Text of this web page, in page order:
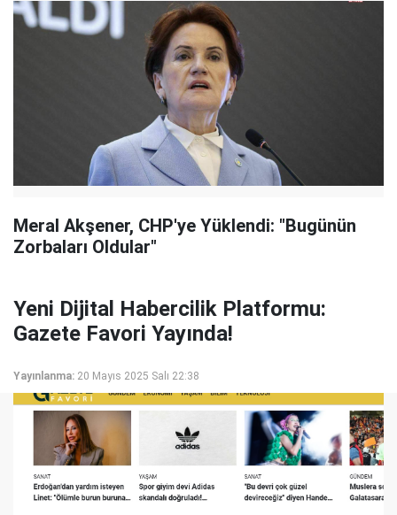
Meral Akşener, CHP'ye Yüklendi: "Bugünün
Zorbaları Oldular"
Yeni Dijital Habercilik Platformu:
Gazete Favori Yayında!
Yayınlanma: 20 Mayıs 2025 Salı 22:38